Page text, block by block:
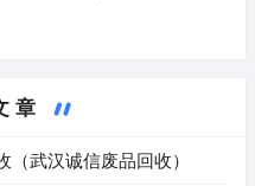
章
武汉诚信废品回收）